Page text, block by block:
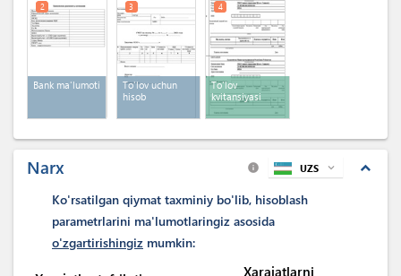
Bank ma'lumoti
2
To'lov uchun
hisob
3
To'lov
kvitansiyasi
4
Narx expand_less
info UZS expand_more
Ko'rsatilgan qiymat taxminiy bo'lib, hisoblash
parametrlarini ma'lumotlaringiz asosida
o'zgartirishingiz mumkin:
Xarajatlarni